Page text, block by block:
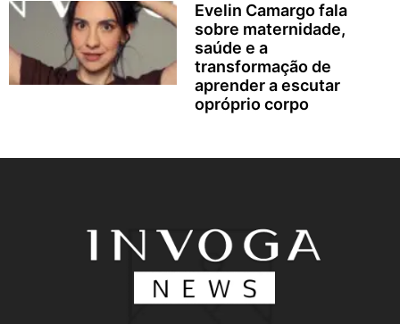
Evelin Camargo fala
sobre maternidade,
saúde e a
transformação de
aprender a escutar
opróprio corpo